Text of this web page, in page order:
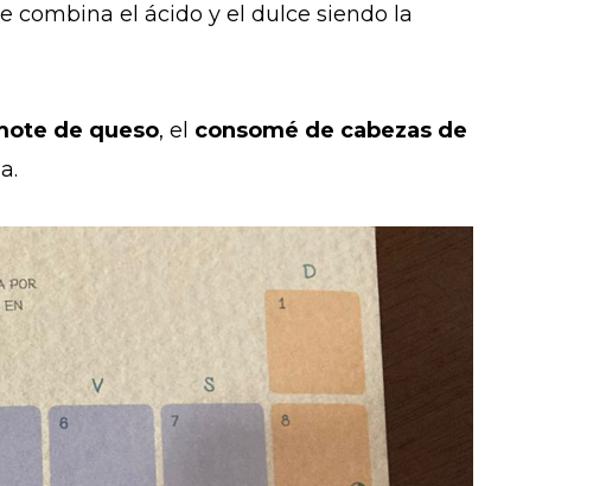
combina el ácido y el dulce siendo la
de queso, el consomé de cabezas de